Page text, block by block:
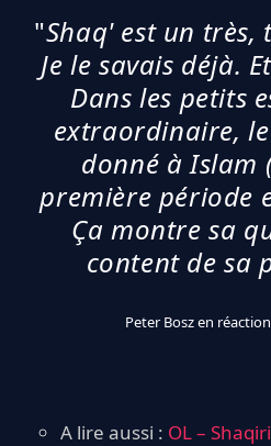
"Shaq' est un très,
Je le savais déjà.
Dans les petits
extraordinaire,
donné à Islam
première période
Ça montre sa
content de sa
Peter Bosz en
A lire aussi : OL –